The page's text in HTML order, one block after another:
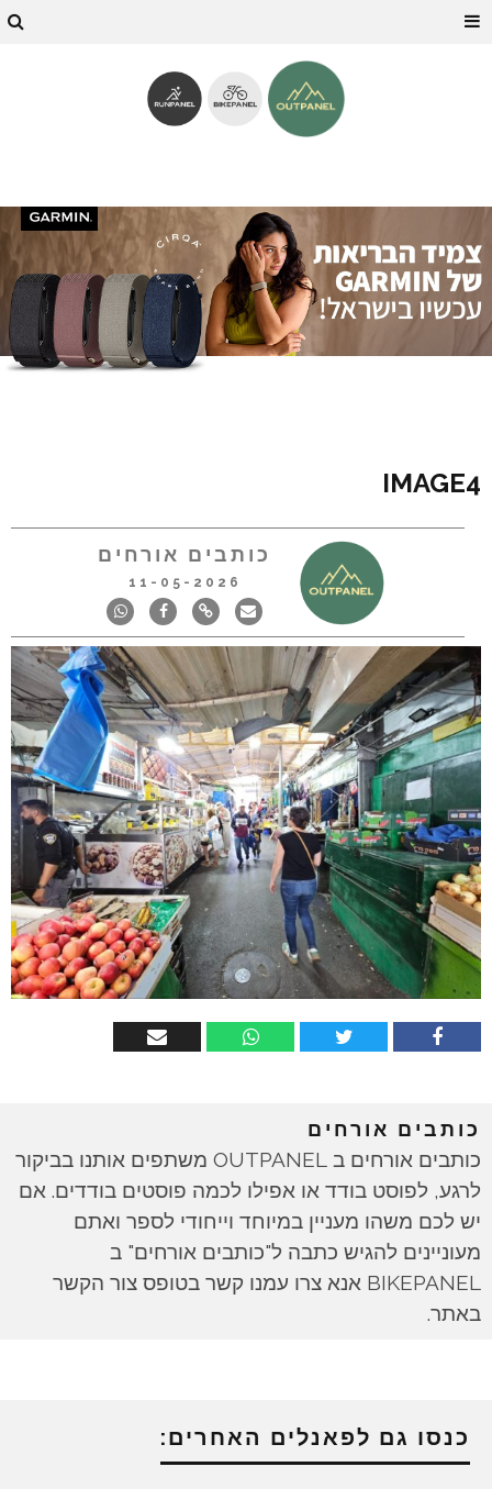
IMAGE4
כותבים אורחים
11-05-2026
כותבים אורחים
כותבים אורחים ב OUTPANEL משתפים אותנו בביקור
לרגע, לפוסט בודד או אפילו לכמה פוסטים בודדים. אם
יש לכם משהו מעניין במיוחד וייחודי לספר ואתם
מעוניינים להגיש כתבה ל"כותבים אורחים" ב
BIKEPANEL אנא צרו עמנו קשר בטופס צור הקשר
באתר.
כנסו גם לפאנלים האחרים: